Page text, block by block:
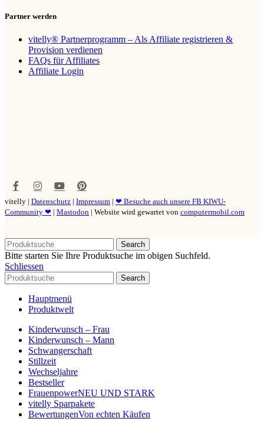
Partner werden
vitelly® Partnerprogramm – Als Affiliate registrieren &
Provision verdienen
FAQs für Affiliates
Affiliate Login
vitelly | Datenschutz | Impressum | ❤ Besuche auch unsere FB KIWU-
Community ❤ | Mastodon | Website wird gewartet von computermobil.com
Search
Bitte starten Sie Ihre Produktsuche im obigen Suchfeld.
Schliessen
Search
Hauptmenü
Produktwelt
Kinderwunsch – Frau
Kinderwunsch – Mann
Schwangerschaft
Stillzeit
Wechseljahre
Bestseller
FrauenpowerNEU UND STARK
vitelly Sparpakete
BewertungenVon echten Käufen